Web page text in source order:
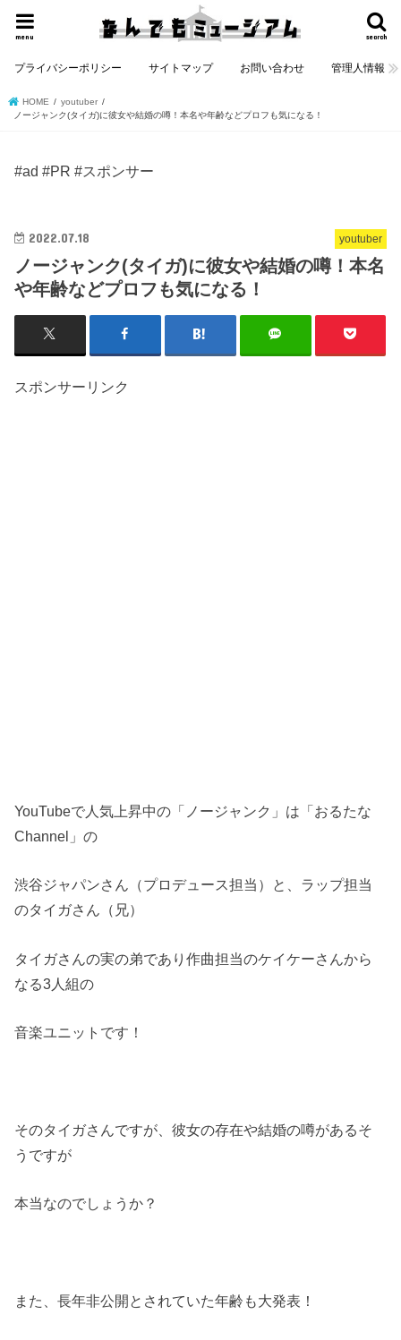
search
menu
プライバシーポリシー サイトマップ お問い合わせ 管理人情報
HOME
youtuber
ノージャンク(タイガ)に彼女や結婚の噂！本名や年齢などプロフも気になる！
#ad #PR #スポンサー
youtuber
2022.07.18
ノージャンク(タイガ)に彼女や結婚の噂！本名
や年齢などプロフも気になる！
スポンサーリンク
YouTubeで人気上昇中の「ノージャンク」は「おるたな
Channel」の
渋谷ジャパンさん（プロデュース担当）と、ラップ担当
のタイガさん（兄）
タイガさんの実の弟であり作曲担当のケイケーさんから
なる3人組の
音楽ユニットです！
そのタイガさんですが、彼女の存在や結婚の噂があるそ
うですが
本当なのでしょうか？
また、長年非公開とされていた年齢も大発表！